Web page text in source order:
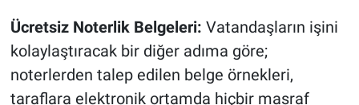
Ücretsiz Noterlik Belgeleri: Vatandaşların işini
kolaylaştıracak bir diğer adıma göre;
noterlerden talep edilen belge örnekleri,
taraflara elektronik ortamda hiçbir masraf